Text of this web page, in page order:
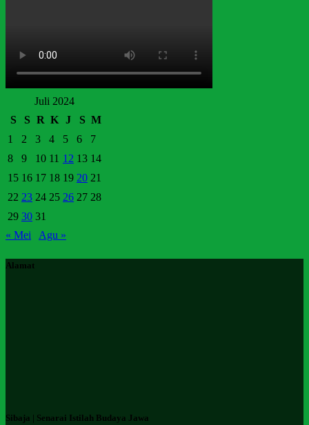
Juli 2024
S
S R K J S M
1
2 3 4 5 6
7
8
9 10 11 12 13 14
15 16 17 18 19 20 21
22 23 24 25 26 27 28
29 30 31
« Mei
Agu »
Alamat
Sibaja | Senarai Istilah Budaya Jawa